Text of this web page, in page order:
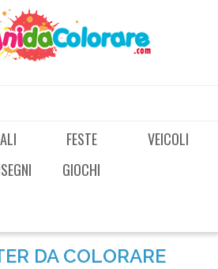
FESTE
VEICOLI
GIOCHI
DA COLORARE